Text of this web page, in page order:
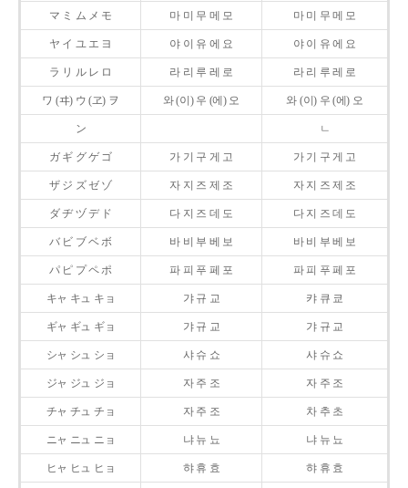
マ ミ ム メ モ 마 미 무 메 모 마 미 무 메 모
ヤ イ ユ エ ヨ 야 이 유 에 요 야 이 유 에 요
ラ リ ル レ ロ 라 리 루 레 로 라 리 루 레 로
ワ (ヰ) ウ (ヱ) ヲ 와 (이) 우 (에) 오 와 (이) 우 (에) 오
ン ㄴ
ガ ギ グ ゲ ゴ 가 기 구 게 고 가 기 구 게 고
ザ ジ ズ ゼ ゾ 자 지 즈 제 조 자 지 즈 제 조
ダ ヂ ヅ デ ド 다 지 즈 데 도 다 지 즈 데 도
バ ビ ブ ベ ボ 바 비 부 베 보 바 비 부 베 보
パ ピ プ ペ ポ 파 피 푸 페 포 파 피 푸 페 포
キャ キュ キョ 갸 규 교 캬 큐 쿄
ギャ ギュ ギョ 갸 규 교 갸 규 교
シャ シュ ショ 샤 슈 쇼 샤 슈 쇼
ジャ ジュ ジョ 자 주 조 자 주 조
チャ チュ チョ 자 주 조 차 추 초
ニャ ニュ ニョ 냐 뉴 뇨 냐 뉴 뇨
ヒャ ヒュ ヒョ 햐 휴 효 햐 휴 효